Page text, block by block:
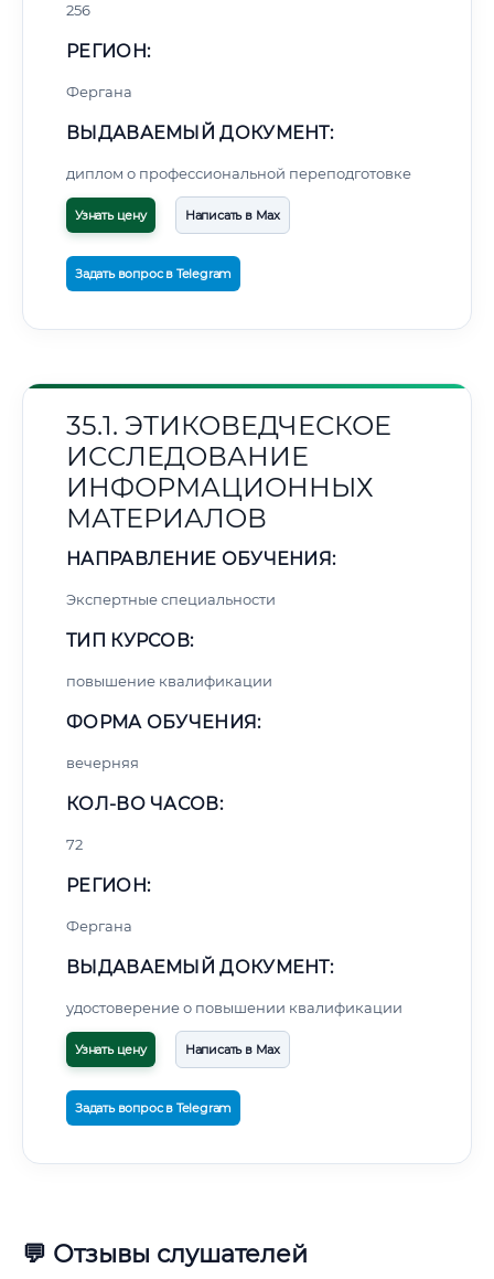
256
РЕГИОН:
Фергана
ВЫДАВАЕМЫЙ ДОКУМЕНТ:
диплом о профессиональной переподготовке
Узнать цену Написать в Max
Задать вопрос в Telegram
35.1. ЭТИКОВЕДЧЕСКОЕ
ИССЛЕДОВАНИЕ
ИНФОРМАЦИОННЫХ
МАТЕРИАЛОВ
НАПРАВЛЕНИЕ ОБУЧЕНИЯ:
Экспертные специальности
ТИП КУРСОВ:
повышение квалификации
ФОРМА ОБУЧЕНИЯ:
вечерняя
КОЛ-ВО ЧАСОВ:
72
РЕГИОН:
Фергана
ВЫДАВАЕМЫЙ ДОКУМЕНТ:
удостоверение о повышении квалификации
Узнать цену Написать в Max
Задать вопрос в Telegram
💬 Отзывы слушателей